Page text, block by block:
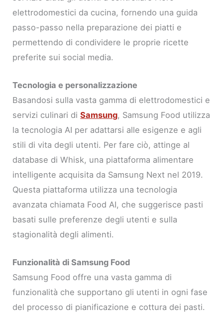
elettrodomestici da cucina, fornendo una guida
passo-passo nella preparazione dei piatti e
permettendo di condividere le proprie ricette
preferite sui social media.
Tecnologia e personalizzazione
Basandosi sulla vasta gamma di elettrodomestici e
servizi culinari diSamsung, Samsung Food utilizza
la tecnologia AI per adattarsi alle esigenze e agli
stili di vita degli utenti. Per fare ciò, attinge al
database di Whisk, una piattaforma alimentare
intelligente acquisita da Samsung Next nel 2019.
Questa piattaforma utilizza una tecnologia
avanzata chiamata Food AI, che suggerisce pasti
basati sulle preferenze degli utenti e sulla
stagionalità degli alimenti.
Funzionalità di Samsung Food
Samsung Food offre una vasta gamma di
funzionalità che supportano gli utenti in ogni fase
del processo di pianificazione e cottura dei pasti.